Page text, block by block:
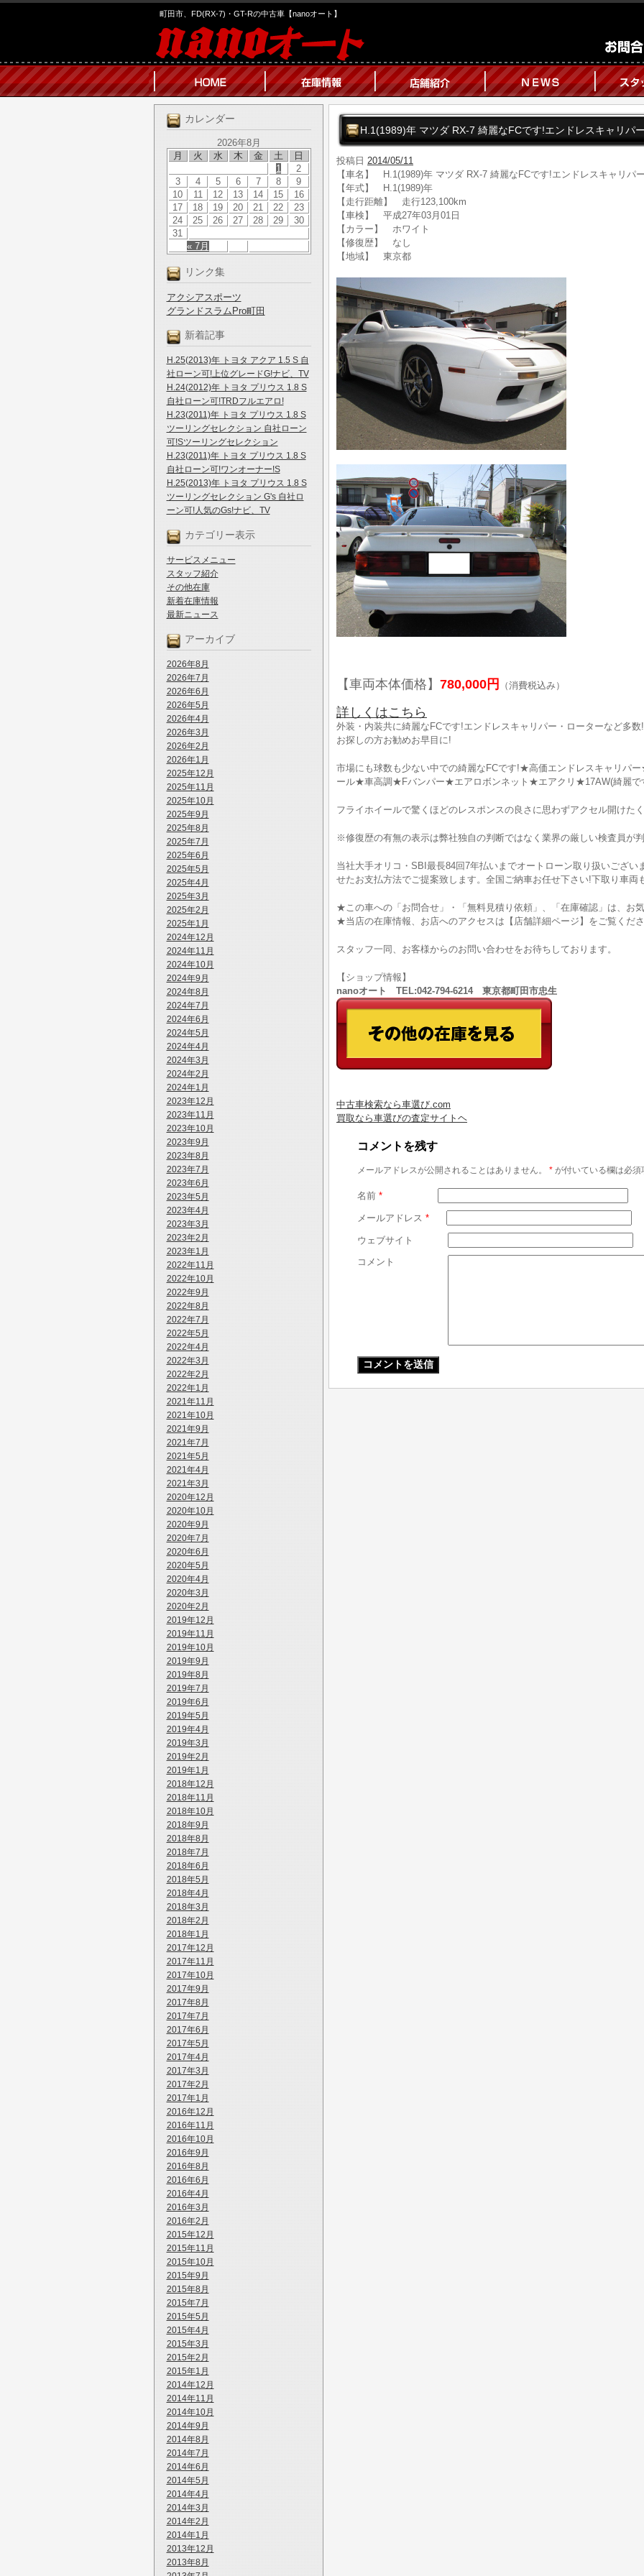
町田市、FD(RX-7)・GT-Rの中古車【nanoオート】
カレンダー
2026年8月
月
火 水 木 金 土 日
« 7月
1
2
3
4 5 6 7 8
9
10
11 12 13 14 15
16
17
18 19 20 21 22
23
24
25 26 27 28 29
30
31
リンク集
アクシアスポーツ
グランドスラムPro町田
新着記事
H.25(2013)年 トヨタ アクア 1.5 S 自
社ローン可!上位グレードG!ナビ、TV
H.24(2012)年 トヨタ プリウス 1.8 S
自社ローン可!TRDフルエアロ!
H.23(2011)年 トヨタ プリウス 1.8 S
ツーリングセレクション 自社ローン
可!Sツーリングセレクション
H.23(2011)年 トヨタ プリウス 1.8 S
自社ローン可!ワンオーナー!S
H.25(2013)年 トヨタ プリウス 1.8 S
ツーリングセレクション G's 自社ロ
ーン可!人気のGs!ナビ、TV
カテゴリー表示
サービスメニュー
スタッフ紹介
その他在庫
新着在庫情報
最新ニュース
アーカイブ
2026年8月
2026年7月
2026年6月
2026年5月
2026年4月
2026年3月
2026年2月
2026年1月
2025年12月
2025年11月
2025年10月
2025年9月
2025年8月
2025年7月
2025年6月
2025年5月
2025年4月
2025年3月
2025年2月
2025年1月
2024年12月
2024年11月
2024年10月
2024年9月
2024年8月
2024年7月
2024年6月
2024年5月
2024年4月
2024年3月
2024年2月
2024年1月
2023年12月
2023年11月
2023年10月
2023年9月
2023年8月
2023年7月
2023年6月
2023年5月
2023年4月
2023年3月
2023年2月
2023年1月
2022年11月
2022年10月
2022年9月
2022年8月
2022年7月
2022年5月
2022年4月
2022年3月
2022年2月
2022年1月
2021年11月
2021年10月
2021年9月
2021年7月
2021年5月
2021年4月
2021年3月
2020年12月
2020年10月
2020年9月
2020年7月
2020年6月
2020年5月
2020年4月
2020年3月
2020年2月
2019年12月
2019年11月
2019年10月
2019年9月
2019年8月
2019年7月
2019年6月
2019年5月
2019年4月
2019年3月
2019年2月
2019年1月
2018年12月
2018年11月
2018年10月
2018年9月
2018年8月
2018年7月
2018年6月
2018年5月
2018年4月
2018年3月
2018年2月
2018年1月
2017年12月
2017年11月
2017年10月
2017年9月
2017年8月
2017年7月
2017年6月
2017年5月
2017年4月
2017年3月
2017年2月
2017年1月
2016年12月
2016年11月
2016年10月
2016年9月
2016年8月
2016年6月
2016年4月
2016年3月
2016年2月
2015年12月
2015年11月
2015年10月
2015年9月
2015年8月
2015年7月
2015年5月
2015年4月
2015年3月
2015年2月
2015年1月
2014年12月
2014年11月
2014年10月
2014年9月
2014年8月
2014年7月
2014年6月
2014年5月
2014年4月
2014年3月
2014年2月
2014年1月
2013年12月
2013年8月
H.1(1989)年 マツダ RX-7 綺麗なFCです!エンドレスキャリパ
投稿日 2014/05/11
【車名】 H.1(1989)年 マツダ RX-7 綺麗なFCです!エンドレスキャリパ
【年式】 H.1(1989)年
【走行距離】 走行123,100km
【車検】 平成27年03月01日
【カラー】 ホワイト
【修復歴】 なし
【地域】 東京都
【車両本体価格】 780,000円 （消費税込み）
詳しくはこちら
外装・内装共に綺麗なFCです!エンドレスキャリパー・ローターなど多
お探しの方お勧めお早目に!
市場にも球数も少ない中での綺麗なFCです!★高価エンドレスキャリパ
ール★車高調★Fバンパー★エアロボンネット★エアクリ★17AW(綺麗
フライホイールで驚くほどのレスポンスの良さに思わずアクセル開けた
※修復歴の有無の表示は弊社独自の判断ではなく業界の厳しい検査員が
当社大手オリコ・SBI最長84回7年払いまでオートローン取り扱いござ
せたお支払方法でご提案致します。全国ご納車お任せ下さい!下取り車両
★この車への「お問合せ」・「無料見積り依頼」、「在庫確認」は、お
★当店の在庫情報、お店へのアクセスは【店舗詳細ページ】をご覧くだ
スタッフ一同、お客様からのお問い合わせをお待ちしております。
【ショップ情報】
nanoオート TEL:042-794-6214 東京都町田市忠生
中古車検索なら車選び.com
買取なら車選びの査定サイトヘ
コメントを残す
メールアドレスが公開されることはありません。 * が付いている欄は必須
名前 *
メールアドレス *
ウェブサイト
コメント